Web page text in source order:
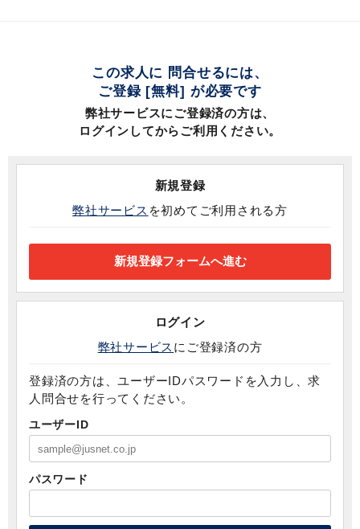
この求人に 問合せるには、
ご登録 [無料] が必要です
弊社サービスにご登録済の方は、
ログインしてからご利用ください。
新規登録
弊社サービス を初めてご利用される方
ログイン
弊社サービス にご登録済の方
登録済の方は、ユーザーIDパスワードを入力し、求
人問合せを行ってください。
ユーザーID
パスワード